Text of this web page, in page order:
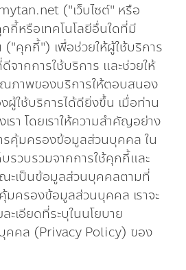
("เว็บไซต์" หรือ
กี้หรือเทคโนโลยีอื่นใดที่มี
คุกกี้") เพื่อช่วยให้ผู้ใช้บริการ
ากการใช้บริการ และช่วยให้
ภาพของบริการให้ตอบสนอง
ผู้ใช้บริการได้ดียิ่งขึ้น เมื่อท่าน
เรา โดยเราให้ความสำคัญอย่าง
รคุ้มครองข้อมูลส่วนบุคคล ใน
วบรวมจากการใช้คุกกี้และ
ะเป็นข้อมูลส่วนบุคคลตามที่
มครองข้อมูลส่วนบุคคล เราจะ
ะเอียดที่ระบุในนโยบาย
คล (Privacy Policy) ของ